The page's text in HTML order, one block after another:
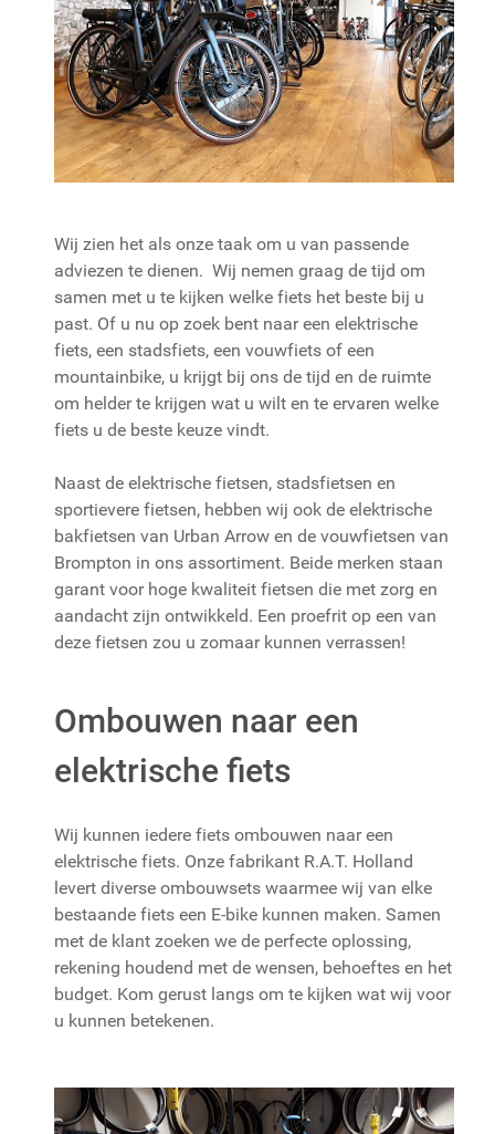
Wij zien het als onze taak om u van passende
adviezen te dienen. Wij nemen graag de tijd om
samen met u te kijken welke fiets het beste bij u
past. Of u nu op zoek bent naar een elektrische
fiets, een stadsfiets, een vouwfiets of een
mountainbike, u krijgt bij ons de tijd en de ruimte
om helder te krijgen wat u wilt en te ervaren welke
fiets u de beste keuze vindt.
Naast de elektrische fietsen, stadsfietsen en
sportievere fietsen, hebben wij ook de elektrische
bakfietsen van Urban Arrow en de vouwfietsen van
Brompton in ons assortiment. Beide merken staan
garant voor hoge kwaliteit fietsen die met zorg en
aandacht zijn ontwikkeld. Een proefrit op een van
deze fietsen zou u zomaar kunnen verrassen!
Ombouwen naar een
elektrische fiets
Wij kunnen iedere fiets ombouwen naar een
elektrische fiets. Onze fabrikant R.A.T. Holland
levert diverse ombouwsets waarmee wij van elke
bestaande fiets een E-bike kunnen maken. Samen
met de klant zoeken we de perfecte oplossing,
rekening houdend met de wensen, behoeftes en het
budget. Kom gerust langs om te kijken wat wij voor
u kunnen betekenen.